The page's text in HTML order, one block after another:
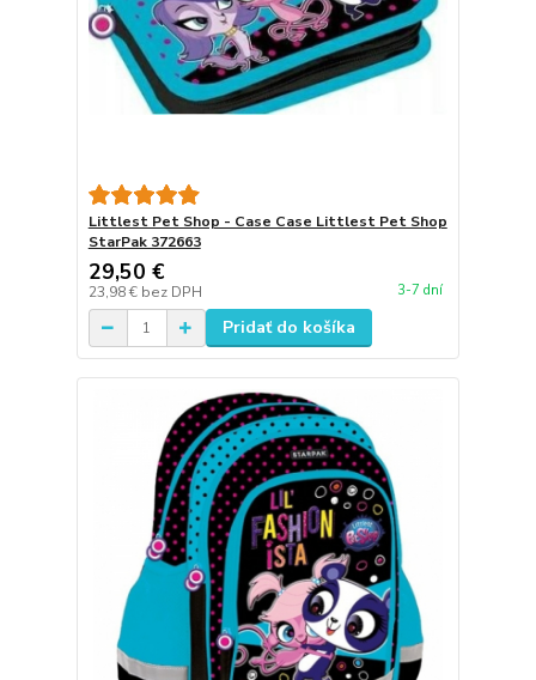
Littlest Pet Shop - Case Case Littlest Pet Shop
StarPak 372663
29,50 €
23,98 € bez DPH 3-7 dní
Pridať do košíka